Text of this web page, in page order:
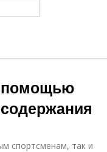
помощью
спортсменам, так и